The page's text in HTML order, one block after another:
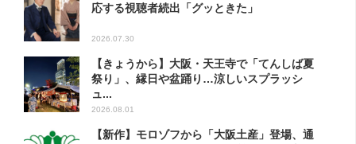
応する視聴者続出「グッときた」
2026.07.30
【きょうから】大阪・天王寺で「てんしば夏
祭り」、縁日や盆踊り…涼しいスプラッシ
ュ...
2026.08.01
【新作】モロゾフから「大阪土産」登場、通